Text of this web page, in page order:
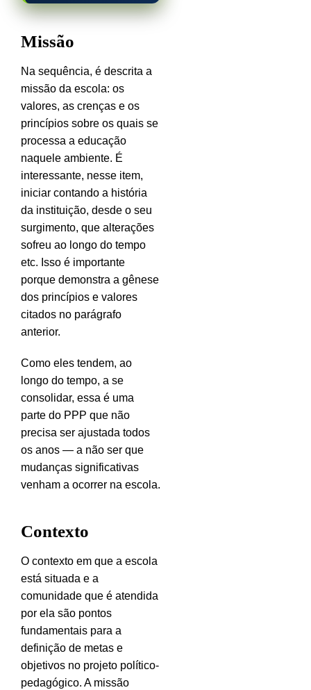
Missão
Na sequência, é descrita a
missão da escola: os
valores, as crenças e os
princípios sobre os quais se
processa a educação
naquele ambiente. É
interessante, nesse item,
iniciar contando a história
da instituição, desde o seu
surgimento, que alterações
sofreu ao longo do tempo
etc. Isso é importante
porque demonstra a gênese
dos princípios e valores
citados no parágrafo
anterior.
Como eles tendem, ao
longo do tempo, a se
consolidar, essa é uma
parte do PPP que não
precisa ser ajustada todos
os anos — a não ser que
mudanças significativas
venham a ocorrer na escola.
Contexto
O contexto em que a escola
está situada e a
comunidade que é atendida
por ela são pontos
fundamentais para a
definição de metas e
objetivos no projeto político-
pedagógico. A missão